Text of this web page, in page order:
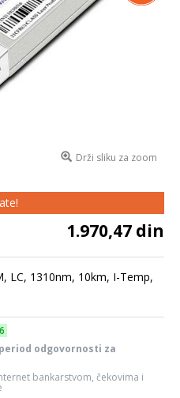
Drži sliku za zoom
1.970,47 din
LC, 1310nm, 10km, I-Temp,
odgovornosti za
bankarstvom, čekovima i